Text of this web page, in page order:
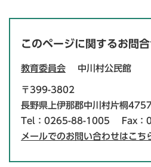
このページに関するお問
教育委員会 中川村公民館
〒399-3802
長野県上伊那郡中川村片桐
Tel：0265-88-1005
Fax
メールでのお問い合わせはこち